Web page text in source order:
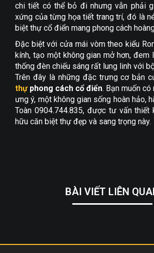
chi tiết có thể bỏ đi nhưng vẫn phải
xứng của từng họa tiết trang trí, đó là
biệt thự cổ điển mang phong cách
Đặc biệt với cửa mái vòm theo kiểu
kính, tạo một không gian mở hơn, đem
thống đèn chiếu sáng rất lung linh với
Trên đây là những đặc trưng cơ bản
thựphong cách cổ điển. Bạn muốn
ưng ý, một không gian sống hoàn hảo,
Toàn 0904.744.835, được tư vấn
hữu căn biệt thự đẹp và sang trọng này.
BÀI VIẾT LIÊN